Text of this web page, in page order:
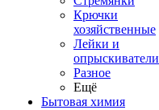
Крючки
хозяйственные
Лейки и
опрыскиватели
Разное
Ещё
Бытовая химия